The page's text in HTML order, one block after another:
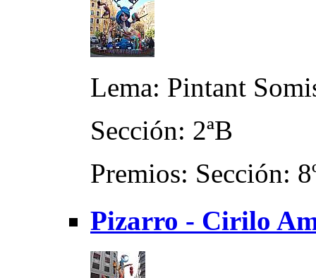
Lema: Pintant
Sección: 2ªB
Premios: Sección:
Pizarro - Cirilo